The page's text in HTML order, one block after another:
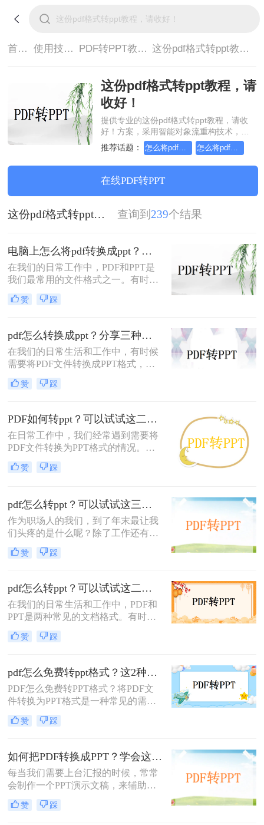
首页> 使用技巧> PDF转PPT教程> 这份pdf格式转ppt教程，请收好！
这份pdf格式转ppt教程，请
收好！
提供专业的这份pdf格式转ppt教程，请收
好！方案，采用智能对象流重构技术，确
保文档1:1高保真还原且排版不乱码。支持
一键批量处理，全链路 SSL 加密保障隐私
安全。助您快速实现这份pdf格式转ppt教
程，请收好！，无需安装，高效办公。
推荐话题： 怎么将pdf转换成换为ppt，终于找到解决方法了
在线PDF转PPT
这份pdf格式转ppt教程，请收好！ 查询到 239个结果
电脑上怎么将pdf转换成ppt？三种方法教你解决！
在我们的日常工作中，PDF和PPT是
我们最常用的文件格式之一。有时
候，我们可能需要将PDF文件转换为
PPT格式，这通常需要使用一些特定
几种电脑上怎么将pdf转换成ppt的方
法。
赞 踩
pdf怎么转换成ppt？分享三种简单方法~
在我们的日常生活和工作中，有时候
需要将PDF文件转换成PPT格式，以
便在演示或会议中使用。将PDF文件
转换成PPT可以方便我们进行演示和
准确性。本文将介绍几种常见pdf怎么
转换成ppt方法，并分析它们的优缺
点。
赞 踩
PDF如何转ppt？可以试试这二种方法~
在日常工作中，我们经常遇到需要将
PDF文件转换为PPT格式的情况。这
是因为PPT格式能够更好地支持演讲
和演示，而PDF则更适合用于阅读和
PDF如何转ppt方法，帮助你轻松地将
PDF转换为PPT。
赞 踩
pdf怎么转ppt？可以试试这三种方法~
作为职场人的我们，到了年末最让我
们头疼的是什么呢？除了工作还有一
年一度年底的述职总结PPT了，作为
要在大众面前展示的文档，过于简单
得浪费很多时间和精历时，想要快速
完美的完成PPT的制作，大家第一个
想到的，肯定就是模板套用啦，但是
现在从网络上下载的PPT文档，多数
都是PDF格式，只能看不能用，就很
难搞，下面和大家分享两个超省时间
细胞。
赞 踩
pdf怎么转ppt？可以试试这二种方法~
在我们的日常生活和工作中，PDF和
PPT是两种常见的文档格式。有时
候，我们需要将PDF文件转换为PPT
格式，以便在演示或会议中使用。下
法。
赞 踩
pdf怎么免费转ppt格式？这2种转换方法了解一下！
PDF怎么免费转PPT格式？将PDF文
件转换为PPT格式是一种常见的需
求，因为PPT格式的文件可以方便地
进行演示和编辑。然而，一些转换工
于一些用户来说可能不切实际。本文
将介绍几种免费将PDF文件转换为
PPT格式的方法，帮助您实现这一目
标。
赞 踩
如何把PDF转换成PPT？学会这3个方法，简直不要太好用！
每当我们需要上台汇报的时候，常常
会制作一个PPT演示文稿，来辅助展
示我们演讲的内容。有时候我们在制
作PPT的时候，会从网上下载一些模
赞 踩